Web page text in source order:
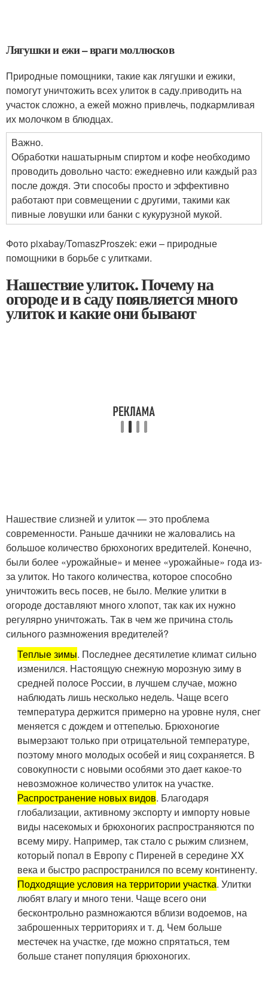
Лягушки и ежи – враги моллюсков
Природные помощники, такие как лягушки и ежики,
помогут уничтожить всех улиток в саду.приводить на
участок сложно, а ежей можно привлечь, подкармливая
их молочком в блюдцах.
Важно.
Обработки нашатырным спиртом и кофе необходимо
проводить довольно часто: ежедневно или каждый раз
после дождя. Эти способы просто и эффективно
работают при совмещении с другими, такими как
пивные ловушки или банки с кукурузной мукой.
Фото pixabay/TomaszProszek: ежи – природные
помощники в борьбе с улитками.
Нашествие улиток. Почему на
огороде и в саду появляется много
улиток и какие они бывают
Нашествие слизней и улиток — это проблема
современности. Раньше дачники не жаловались на
большое количество брюхоногих вредителей. Конечно,
были более «урожайные» и менее «урожайные» года из-
за улиток. Но такого количества, которое способно
уничтожить весь посев, не было. Мелкие улитки в
огороде доставляют много хлопот, так как их нужно
регулярно уничтожать. Так в чем же причина столь
сильного размножения вредителей?
Теплые зимы. Последнее десятилетие климат сильно
изменился. Настоящую снежную морозную зиму в
средней полосе России, в лучшем случае, можно
наблюдать лишь несколько недель. Чаще всего
температура держится примерно на уровне нуля, снег
меняется с дождем и оттепелью. Брюхоногие
вымерзают только при отрицательной температуре,
поэтому много молодых особей и яиц сохраняется. В
совокупности с новыми особями это дает какое-то
невозможное количество улиток на участке.
Распространение новых видов. Благодаря
глобализации, активному экспорту и импорту новые
виды насекомых и брюхоногих распространяются по
всему миру. Например, так стало с рыжим слизнем,
который попал в Европу с Пиреней в середине XX
века и быстро распространился по всему континенту.
Подходящие условия на территории участка. Улитки
любят влагу и много тени. Чаще всего они
бесконтрольно размножаются вблизи водоемов, на
заброшенных территориях и т. д. Чем больше
местечек на участке, где можно спрятаться, тем
больше станет популяция брюхоногих.